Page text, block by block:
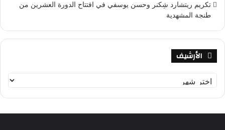
تكريم ريتشارد شِكنر وحسن يوسفي في افتتاح الدورة العشرين من
طنجة المشهدية
الأرشيف
أ
ر
ش